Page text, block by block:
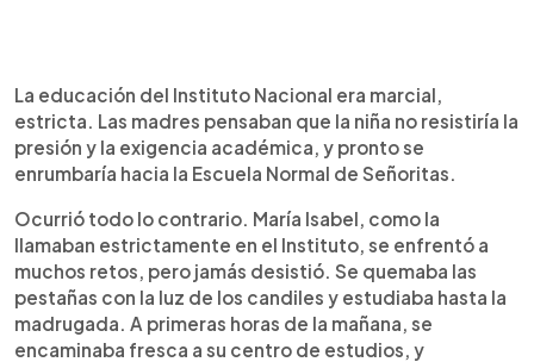
La educación del Instituto Nacional era marcial,
estricta. Las madres pensaban que la niña no resistiría la
presión y la exigencia académica, y pronto se
enrumbaría hacia la Escuela Normal de Señoritas.
Ocurrió todo lo contrario. María Isabel, como la
llamaban estrictamente en el Instituto, se enfrentó a
muchos retos, pero jamás desistió. Se quemaba las
pestañas con la luz de los candiles y estudiaba hasta la
madrugada. A primeras horas de la mañana, se
encaminaba fresca a su centro de estudios, y